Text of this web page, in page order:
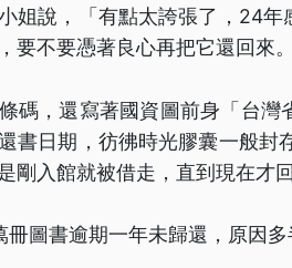
姐說，「有點太誇張了，24
要不要憑著良心再把它還回來。
碼，還寫著國資圖前身「台
書日期，彷彿時光膠囊一般
剛入館就被借走，直到現在才回
圖書逾期一年未歸還，原因